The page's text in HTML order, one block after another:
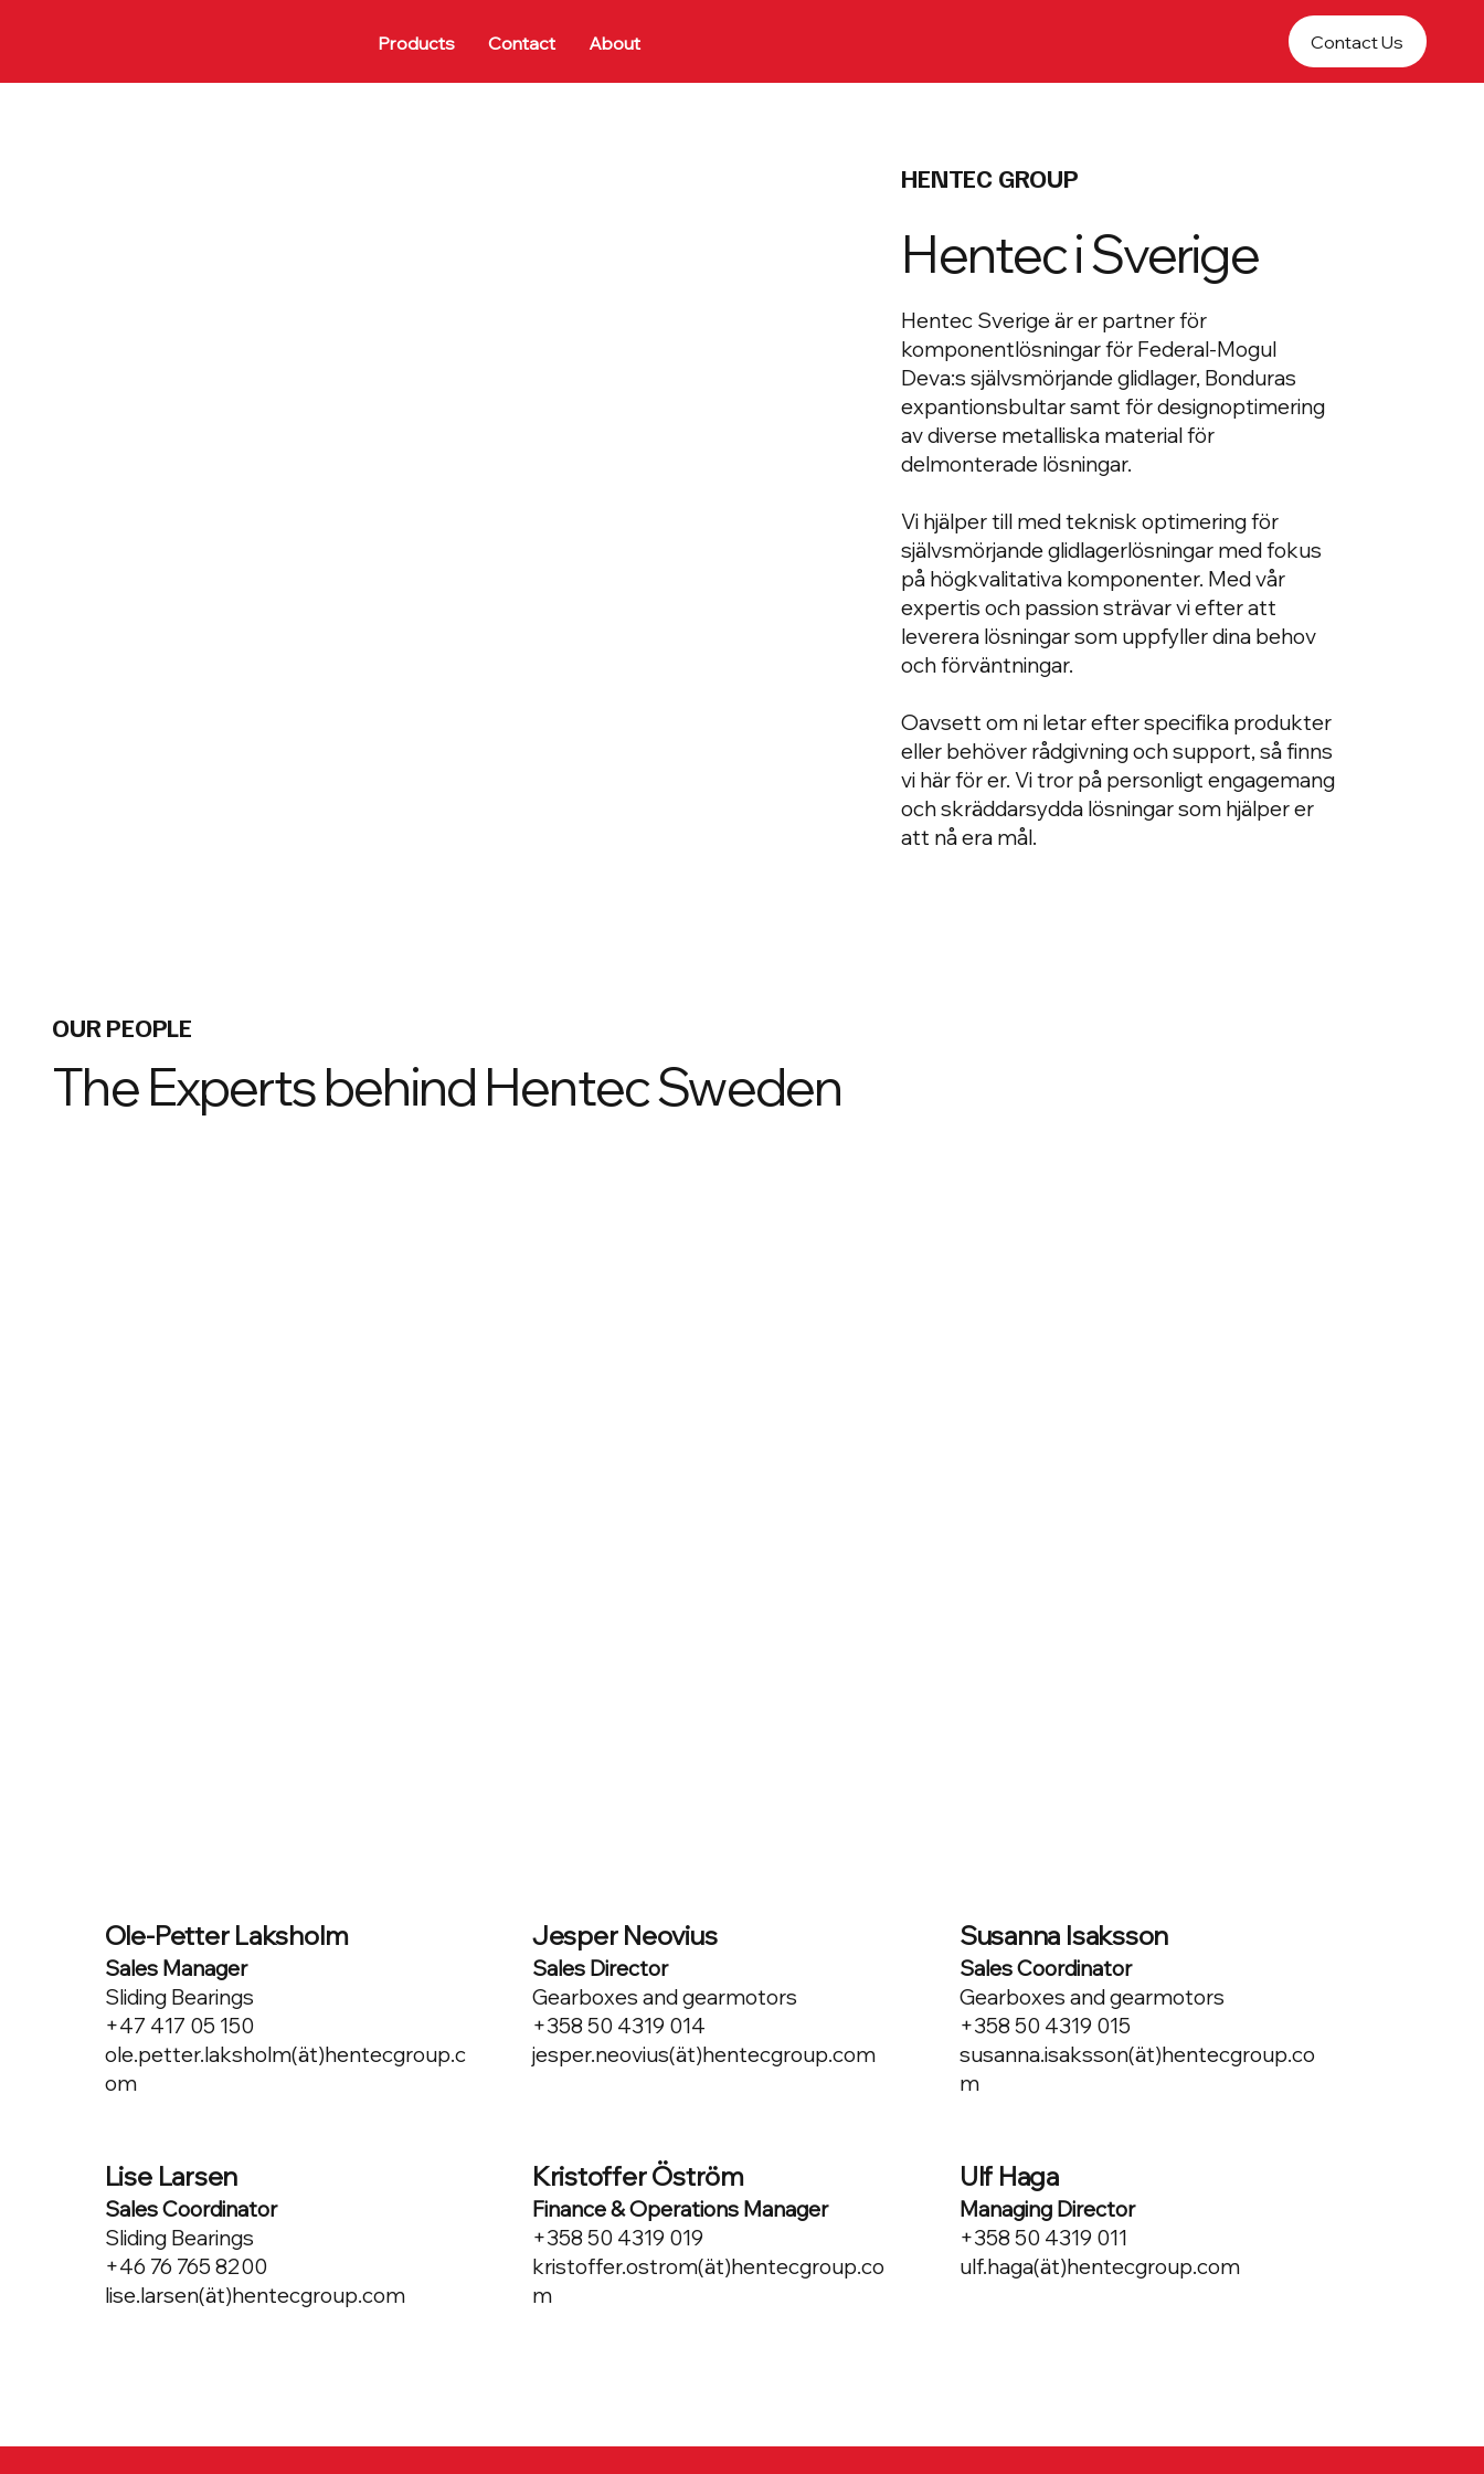
Products Contact About Contact Us
HENTEC GROUP
Hentec i Sverige
Hentec Sverige är er partner för
komponentlösningar för Federal-Mogul
Deva:s självsmörjande glidlager, Bonduras
expantionsbultar samt för designoptimering
av diverse metalliska material för
delmonterade lösningar.
Vi hjälper till med teknisk optimering för
självsmörjande glidlagerlösningar med fokus
på högkvalitativa komponenter. Med vår
expertis och passion strävar vi efter att
leverera lösningar som uppfyller dina behov
och förväntningar.
Oavsett om ni letar efter specifika produkter
eller behöver rådgivning och support, så finns
vi här för er. Vi tror på personligt engagemang
och skräddarsydda lösningar som hjälper er
att nå era mål.
OUR PEOPLE
The Experts behind Hentec Sweden
Ole-Petter Laksholm
Sales Manager
Sliding Bearings
+47 417 05 150
ole.petter.laksholm(ät)hentecgroup.c
om
Jesper Neovius
Sales Director
Gearboxes and gearmotors
+358 50 4319 014
jesper.neovius(ät)hentecgroup.com
Susanna Isaksson
Sales Coordinator
Gearboxes and gearmotors
+358 50 4319 015
susanna.isaksson(ät)hentecgroup.co
m
Lise Larsen
Sales Coordinator
Sliding Bearings
+46 76 765 8200
lise.larsen(ät)hentecgroup.com
Kristoffer Öström
Finance & Operations Manager
+358 50 4319 019
kristoffer.ostrom(ät)hentecgroup.co
m
Ulf Haga
Managing Director
+358 50 4319 011
ulf.haga(ät)hentecgroup.com